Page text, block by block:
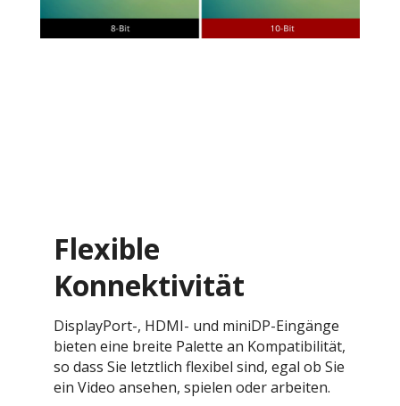
Flexible
Konnektivität
DisplayPort-, HDMI- und miniDP-Eingänge
bieten eine breite Palette an Kompatibilität,
so dass Sie letztlich flexibel sind, egal ob Sie
ein Video ansehen, spielen oder arbeiten.